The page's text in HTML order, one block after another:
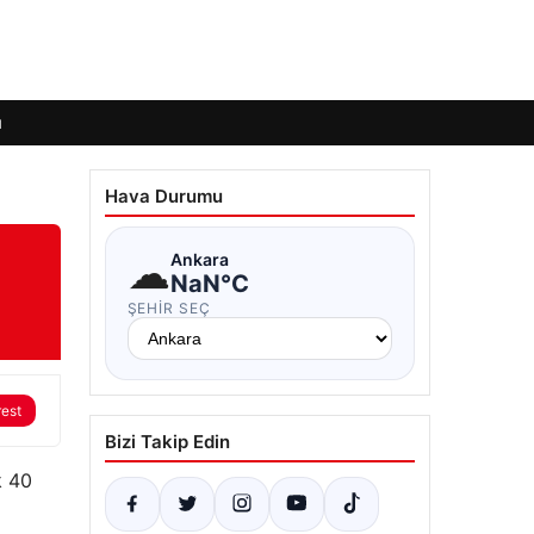
40
Hava Durumu
☁Ankara
NaN°C
ŞEHIR SEÇ
Bizi Takip Edin